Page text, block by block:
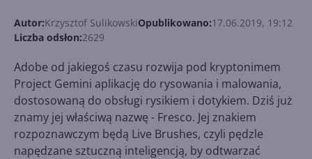
Autor:Krzysztof SulikowskiOpublikowano:17.06.2019, 19:12
Liczba odsłon:2629
Adobe od jakiegoś czasu rozwija pod kryptonimem
Project Gemini aplikację do rysowania i malowania,
dostosowaną do obsługi rysikiem i dotykiem. Dziś już
znamy jej właściwą nazwę - Fresco. Jej znakiem
rozpoznawczym będą Live Brushes, czyli pędzle
napędzane sztuczną inteligencją, by odtwarzać